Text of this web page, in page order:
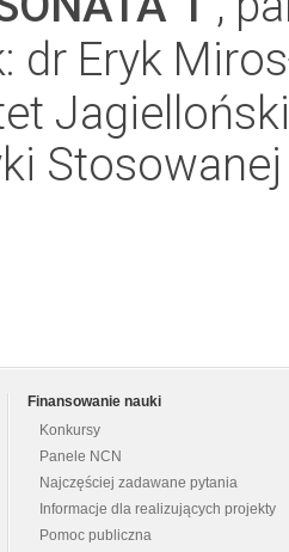
dr Eryk
Stosowanej
Finansowanie nauki
Konkursy
Panele NCN
Najczęściej zadawane pytania
Informacje dla realizujących projekty
Pomoc publiczna